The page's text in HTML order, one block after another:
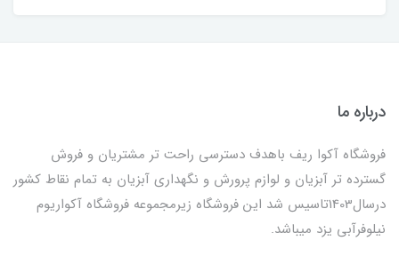
درباره ما
فروشگاه آکوا ریف باهدف دسترسی راحت تر مشتریان و فروش
گسترده تر آبزیان و لوازم پرورش و نگهداری آبزیان به تمام نقاط کشور
درسال1403تاسیس شد این فروشگاه زیرمجموعه فروشگاه آکواریوم
نیلوفرآبی یزد میباشد.